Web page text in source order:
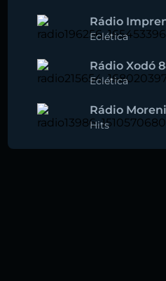
Rádio
Eclética
Rádio Xodó
Eclética
Rádio
Hits